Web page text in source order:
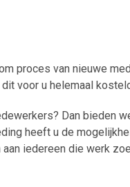
proces van nieuwe
voor u helemaal
Dan bieden
heeft u de
iedereen die werk